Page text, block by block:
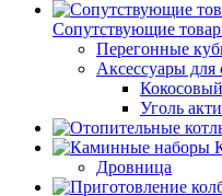
Сопутствующие
Перегонные
Аксессуары для
Уголь
Дровница